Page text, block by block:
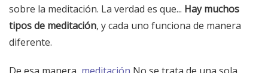
sobre la meditación. La verdad es que... Hay muchos
tipos de meditación, y cada uno funciona de manera
diferente.